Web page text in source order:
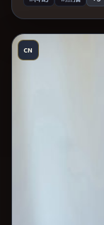
CN